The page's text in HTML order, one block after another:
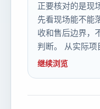
正要核对的是现
先看现场能不能
收和售后边界，
判断。 从实际项
继续浏览